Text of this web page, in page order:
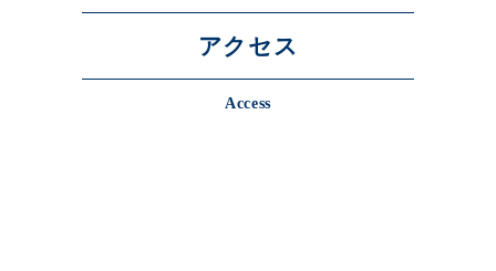
アクセス
Access